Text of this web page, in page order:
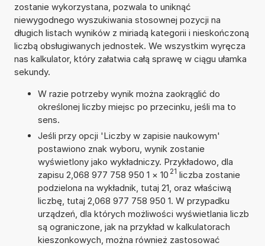
zostanie wykorzystana, pozwala to uniknąć
niewygodnego wyszukiwania stosownej pozycji na
długich listach wyników z miriadą kategorii i nieskończoną
liczbą obsługiwanych jednostek. We wszystkim wyręcza
nas kalkulator, który załatwia całą sprawę w ciągu ułamka
sekundy.
W razie potrzeby wynik można zaokrąglić do
określonej liczby miejsc po przecinku, jeśli ma to
sens.
Jeśli przy opcji 'Liczby w zapisie naukowym'
postawiono znak wyboru, wynik zostanie
wyświetlony jako wykładniczy. Przykładowo, dla
zapisu 2,068 977 758 950 1 × 10 21 liczba zostanie
podzielona na wykładnik, tutaj 21, oraz właściwą
liczbę, tutaj 2,068 977 758 950 1. W przypadku
urządzeń, dla których możliwości wyświetlania liczb
są ograniczone, jak na przykład w kalkulatorach
kieszonkowych, można również zastosować